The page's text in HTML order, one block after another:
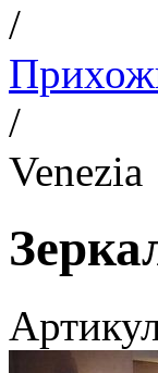
/
/
Venezia